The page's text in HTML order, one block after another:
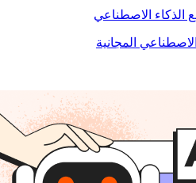
الاصطناعي
المجانية